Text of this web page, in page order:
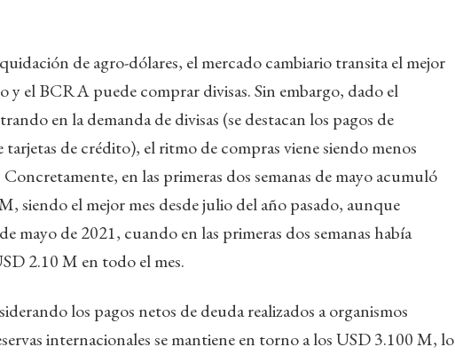
de agro-dólares, el mercado cambiario transita el mejor
y el BCRA puede comprar divisas. Sin embargo, dado el
en la demanda de divisas (se destacan los pagos de
de crédito), el ritmo de compras viene siendo menos
en las primeras dos semanas de mayo acumuló
siendo el mejor mes desde julio del año pasado, aunque
mayo de 2021, cuando en las primeras dos semanas había
2.10 M en todo el mes.
los pagos netos de deuda realizados a organismos
internacionales se mantiene en torno a los USD 3.100 M, lo